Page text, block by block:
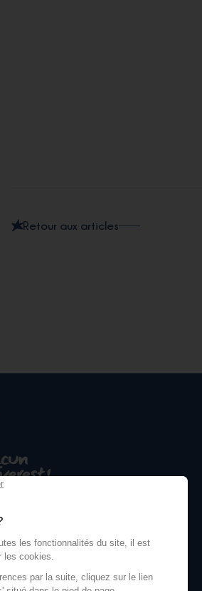
Retour aux articles
703 rue Joseph Vallot
74400 Chamonix Mont-Blanc
Nous contacter